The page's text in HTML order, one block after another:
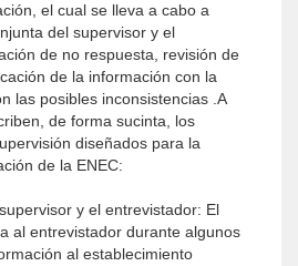
el cual se lleva a cabo a
del supervisor y el
de no respuesta, revisión de
de la información con la
las posibles inconsistencias .A
de forma sucinta, los
diseñados para la
de la ENEC:
y el entrevistador: El
al entrevistador durante algunos
al establecimiento